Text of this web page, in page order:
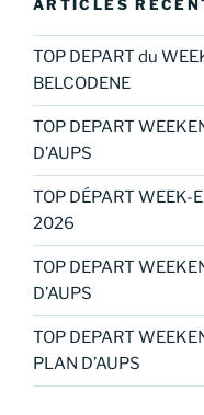
ARTICLES
TOP DEPART du
BELCODENE
TOP DEPART
D’AUPS
TOP DÉPART WEEK-
2026
TOP DEPART
D’AUPS
TOP DEPART
PLAN D’AUPS